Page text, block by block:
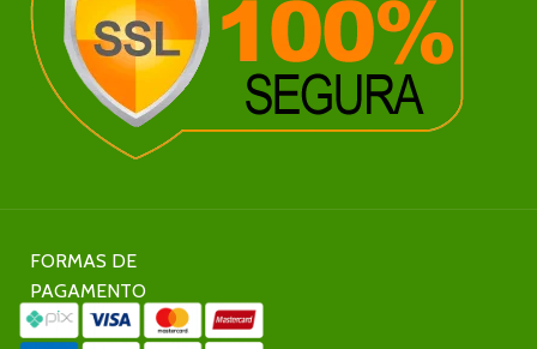
FORMAS DE
PAGAMENTO